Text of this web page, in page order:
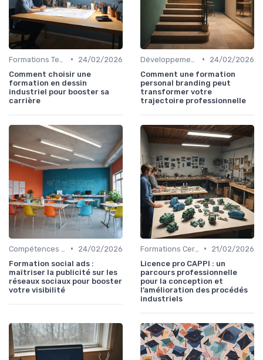
•
24/02/2026
Comment choisir une
formation en dessin
industriel pour booster sa
carrière
•
24/02/2026
Comment une formation
personal branding peut
transformer votre
trajectoire professionnelle
•
24/02/2026
Formation social ads :
maîtriser la publicité sur les
réseaux sociaux pour booster
votre visibilité
•
21/02/2026
Licence pro CAPPI : un
parcours professionnelle
pour la conception et
l’amélioration des procédés
industriels